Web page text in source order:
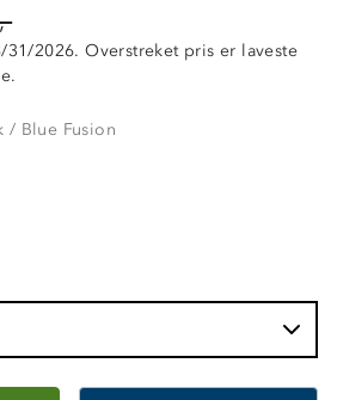
2026. Overstreket pris er laveste
/ Blue Fusion